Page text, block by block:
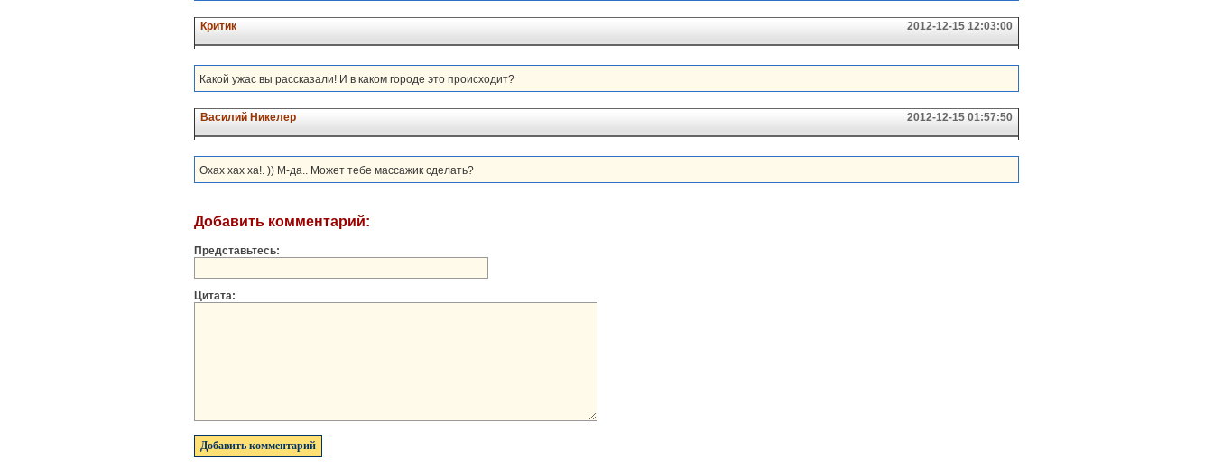
Критик 2012-12-15 12:03:00
Какой ужас вы рассказали! И в каком городе это происходит?
Василий Никелер 2012-12-15 01:57:50
Охах хах ха!. )) М-да.. Может тебе массажик сделать?
Добавить комментарий:
Представьтесь:
Цитата: